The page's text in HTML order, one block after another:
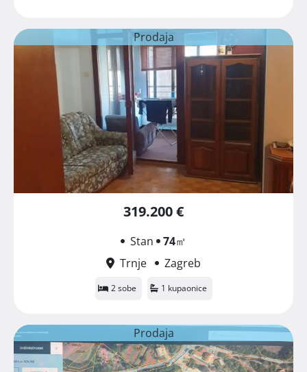
Prodaja
319.200 €
Stan 74㎡
Trnje
Zagreb
2 sobe 1 kupaonice
Prodaja